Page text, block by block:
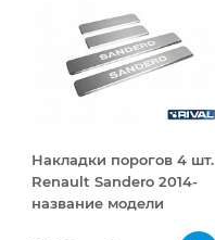
Накладки порогов 4 шт.
Renault Sandero 2014-
название модели